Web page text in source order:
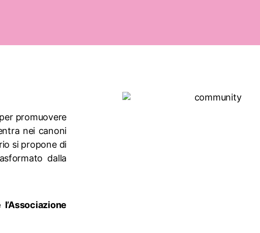
promuovere
nei canoni
si propone di
dalla